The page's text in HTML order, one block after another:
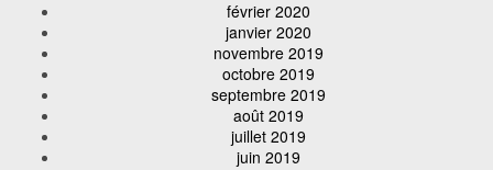
février 2020
janvier 2020
novembre 2019
octobre 2019
septembre 2019
août 2019
juillet 2019
juin 2019